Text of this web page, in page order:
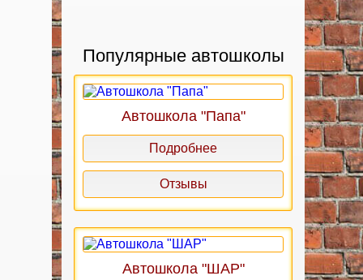
Популярные автошколы
Автошкола "Папа"
Подробнее
Отзывы
Автошкола "ШАР"